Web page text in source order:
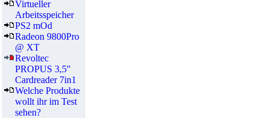
Virtueller
Arbeitsspeicher
PS2 mOd
Radeon 9800Pro
@ XT
Revoltec
PROPUS 3,5"
Cardreader 7in1
Welche Produkte
wollt ihr im Test
sehen?